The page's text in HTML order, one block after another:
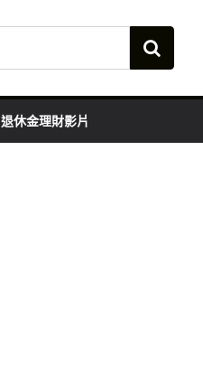
退休金理財影片